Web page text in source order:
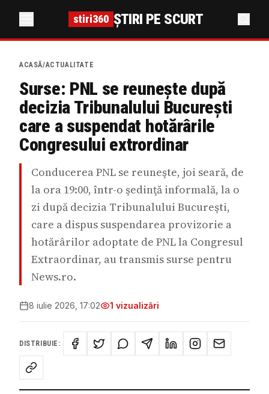
stiri360 ȘTIRI PE SCURT
ACASĂ/ACTUALITATE
Surse: PNL se reunește după
decizia Tribunalului București
care a suspendat hotărârile
Congresului extrordinar
Conducerea PNL se reuneşte, joi seară, de
la ora 19:00, într-o şedinţă informală, la o
zi după decizia Tribunalului Bucureşti,
care a dispus suspendarea provizorie a
hotărârilor adoptate de PNL la Congresul
Extraordinar, au transmis surse pentru
News.ro.
8 iulie 2026, 17:02 1 vizualizări
DISTRIBUIE: